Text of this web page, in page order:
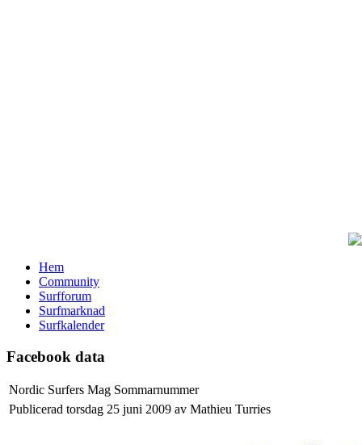
Hem
Community
Surfforum
Surfmarknad
Surfkalender
Facebook data
Nordic Surfers Mag Sommarnummer
Publicerad torsdag 25 juni 2009 av Mathieu Turries